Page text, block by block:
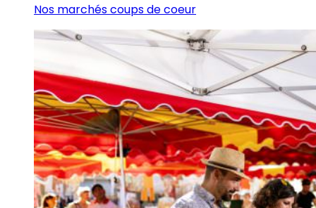
Nos marchés coups de coeur